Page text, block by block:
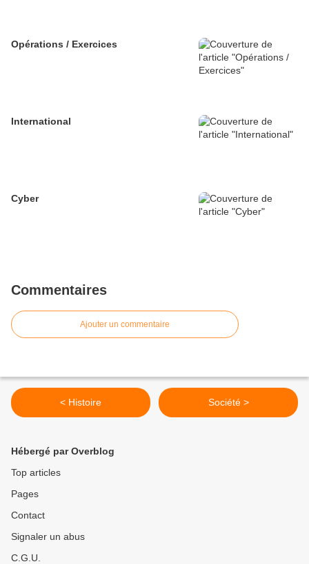
Opérations / Exercices
International
Cyber
Commentaires
Ajouter un commentaire
< Histoire Société >
Hébergé par Overblog
Top articles
Pages
Contact
Signaler un abus
C.G.U.